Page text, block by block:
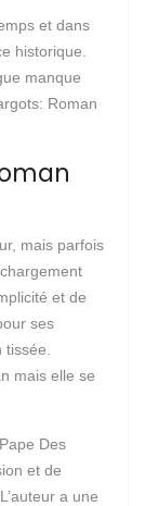
et dans
historique.
manque
Roman
mais parfois
et de
ses
mais elle se
Des
et de
a une